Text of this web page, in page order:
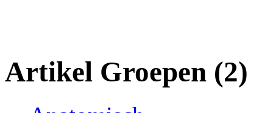
Artikel Groepen (2)